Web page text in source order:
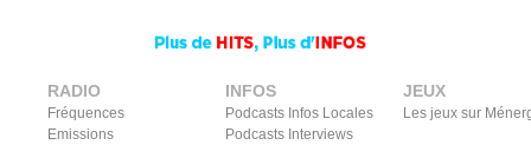
RADIO
Fréquences
Emissions
INFOS
Podcasts Infos Locales
Podcasts Interviews
JEUX
Les jeux sur